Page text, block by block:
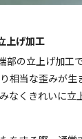
上げ加工
部の立上げ加工
相当な歪みが生
なくきれいに立